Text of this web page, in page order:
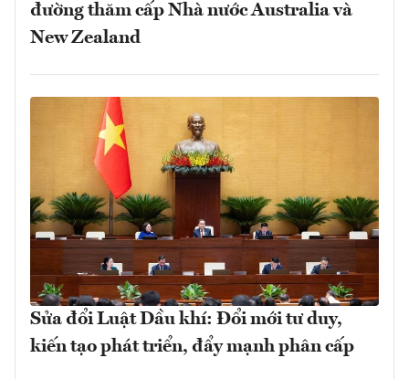
đường thăm cấp Nhà nước Australia và
New Zealand
Sửa đổi Luật Dầu khí: Đổi mới tư duy,
kiến tạo phát triển, đẩy mạnh phân cấp